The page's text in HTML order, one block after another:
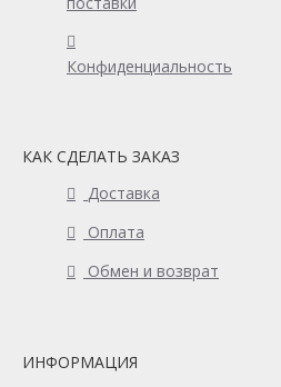
Конфиденциальность
КАК СДЕЛАТЬ ЗАКАЗ
Доставка
Оплата
Обмен и возврат
ИНФОРМАЦИЯ